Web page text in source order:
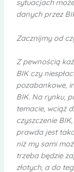
sytuacjach
danych przez
Zacznijmy od
Z pewnością
BIK czy
pozabankowe,
BIK. Na rynku,
temacie, wciąż
czyszczenie
prawda jest
niż my sami
trzeba będzie
złotych, a do